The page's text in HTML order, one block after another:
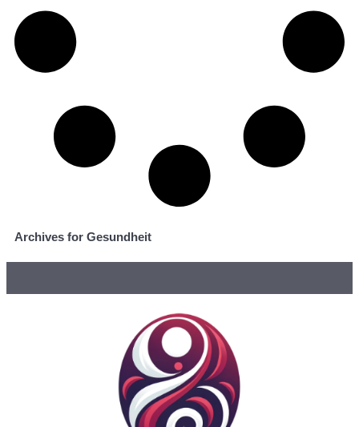
Archives for Gesundheit